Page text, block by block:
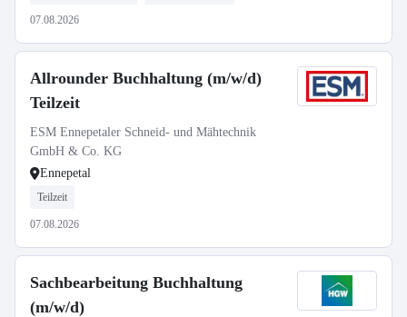
07.08.2026
Allrounder Buchhaltung (m/w/d)
Teilzeit
ESM Ennepetaler Schneid- und Mähtechnik
GmbH & Co. KG
Ennepetal
Teilzeit
07.08.2026
Sachbearbeitung Buchhaltung
(m/w/d)